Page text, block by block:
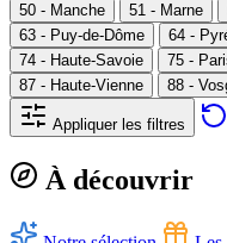
50 - Manche
51 - Marne
63 - Puy-de-Dôme
64 -
74 - Haute-Savoie
75 -
87 - Haute-Vienne
88 -
Appliquer les filtres
À découvrir